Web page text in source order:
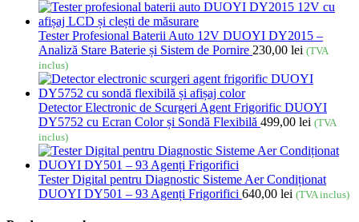
Tester Profesional Baterii Auto 12V DUOYI DY2015 –
Analiză Stare Baterie și Sistem de Pornire 230,00 lei (TVA
inclus)
Detector Electronic de Scurgeri Agent Frigorific DUOYI
DY5752 cu Ecran Color și Sondă Flexibilă 499,00 lei (TVA
inclus)
Tester Digital pentru Diagnostic Sisteme Aer Condiționat
DUOYI DY501 – 93 Agenți Frigorifici 640,00 lei (TVA inclus)